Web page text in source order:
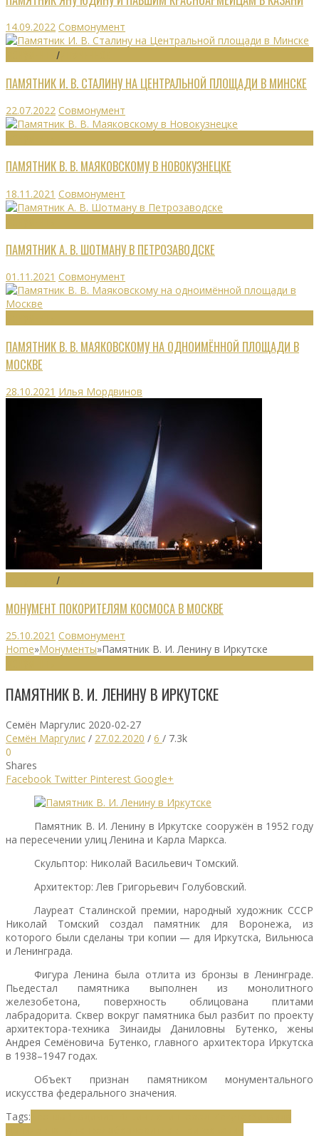
14.09.2022 Совмонумент
/
ПАМЯТНИК И. В. СТАЛИНУ НА ЦЕНТРАЛЬНОЙ ПЛОЩАДИ В МИНСКЕ
22.07.2022 Совмонумент
ПАМЯТНИК В. В. МАЯКОВСКОМУ В НОВОКУЗНЕЦКЕ
18.11.2021 Совмонумент
ПАМЯТНИК А. В. ШОТМАНУ В ПЕТРОЗАВОДСКЕ
01.11.2021 Совмонумент
ПАМЯТНИК В. В. МАЯКОВСКОМУ НА ОДНОИМЁННОЙ ПЛОЩАДИ В
МОСКВЕ
28.10.2021 Илья Мордвинов
/
МОНУМЕНТ ПОКОРИТЕЛЯМ КОСМОСА В МОСКВЕ
25.10.2021 Совмонумент
Home»Монументы»Памятник В. И. Ленину в Иркутске
ПАМЯТНИК В. И. ЛЕНИНУ В ИРКУТСКЕ
Семён Маргулис 2020-02-27
Семён Маргулис / 27.02.2020 / 6 / 7.3k
0
Shares
Facebook Twitter Pinterest Google+
Памятник В. И. Ленину в Иркутске сооружён в 1952 году
на пересечении улиц Ленина и Карла Маркса.
Скульптор: Николай Васильевич Томский.
Архитектор: Лев Григорьевич Голубовский.
Лауреат Сталинской премии, народный художник СССР
Николай Томский создал памятник для Воронежа, из
которого были сделаны три копии — для Иркутска, Вильнюса
и Ленинграда.
Фигура Ленина была отлита из бронзы в Ленинграде.
Пьедестал памятника выполнен из монолитного
железобетона, поверхность облицована плитами
лабрадорита. Сквер вокруг памятника был разбит по проекту
архитектора-техника Зинаиды Даниловны Бутенко, жены
Андрея Семёновича Бутенко, главного архитектора Иркутска
в 1938–1947 годах.
Объект признан памятником монументального
искусства федерального значения.
Tags: